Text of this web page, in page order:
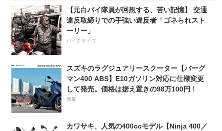
14kgもの軽量化!? 完全に
「旧CB400SF」を超えた!?
【Honda2026新車ニュース】
【元白バイ隊員が回想する、苦い記憶】 交通
違反取締りでの手強い違反者「ゴネられスト
ーリー」
バイクライフ
スズキのラグジュアリースクーター【バーグ
マン400 ABS】E10ガソリン対応に仕様変更
して発売。価格は据え置きの98万100円！
新車
カワサキ、人気の400ccモデル【Ninja 400／